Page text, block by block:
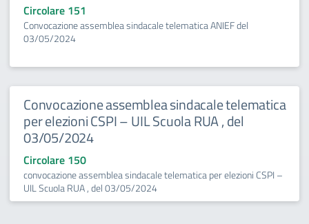
Circolare 151
Convocazione assemblea sindacale telematica ANIEF del
03/05/2024
Convocazione assemblea sindacale telematica
per elezioni CSPI – UIL Scuola RUA , del
03/05/2024
Circolare 150
convocazione assemblea sindacale telematica per elezioni CSPI –
UIL Scuola RUA , del 03/05/2024